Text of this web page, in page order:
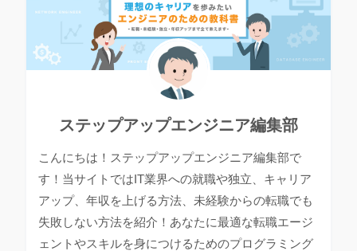
ステップアップエンジニア編集部
こんにちは！ステップアップエンジニア編集部で
す！当サイトではIT業界への就職や独立、キャリア
アップ、年収を上げる方法、未経験からの転職でも
失敗しない方法を紹介！あなたに最適な転職エージ
ェントやスキルを身につけるためのプログラミング